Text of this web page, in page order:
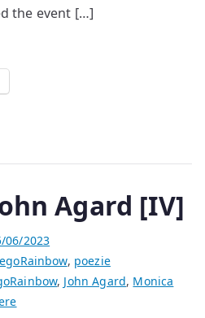
the event […]
Agard [IV]
06/2023
egoRainbow, poezie
, John Agard, Monica